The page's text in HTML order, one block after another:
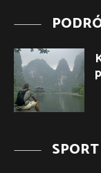
SPORT